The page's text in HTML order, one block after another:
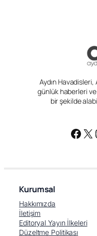
Aydın Havadisleri,
günlük haberleri ve
bir şekilde
X
Kurumsal
Hakkımızda
İletişim
Editoryal Yayın İlkeleri
Düzeltme Politikası